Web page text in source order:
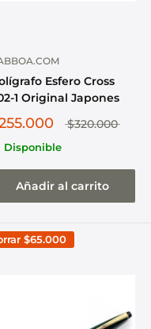
Esfero Cross
1 Original Japones
$320.000
Disponible
Añadir al carrito
$65.000